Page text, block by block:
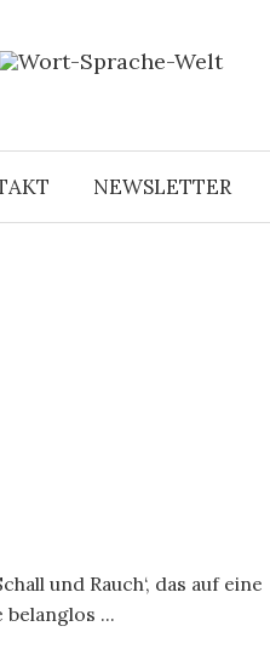
NEWSLETTER
und Rauch‘, das auf eine
...